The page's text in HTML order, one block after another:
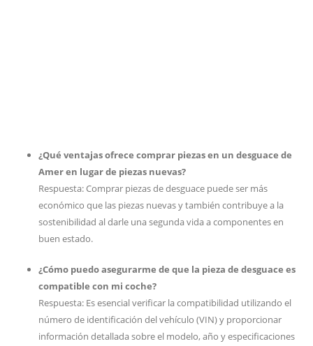
¿Qué ventajas ofrece comprar piezas en un desguace de
Amer en lugar de piezas nuevas?
Respuesta: Comprar piezas de desguace puede ser más
económico que las piezas nuevas y también contribuye a la
sostenibilidad al darle una segunda vida a componentes en
buen estado.
¿Cómo puedo asegurarme de que la pieza de desguace es
compatible con mi coche?
Respuesta: Es esencial verificar la compatibilidad utilizando el
número de identificación del vehículo (VIN) y proporcionar
información detallada sobre el modelo, año y especificaciones